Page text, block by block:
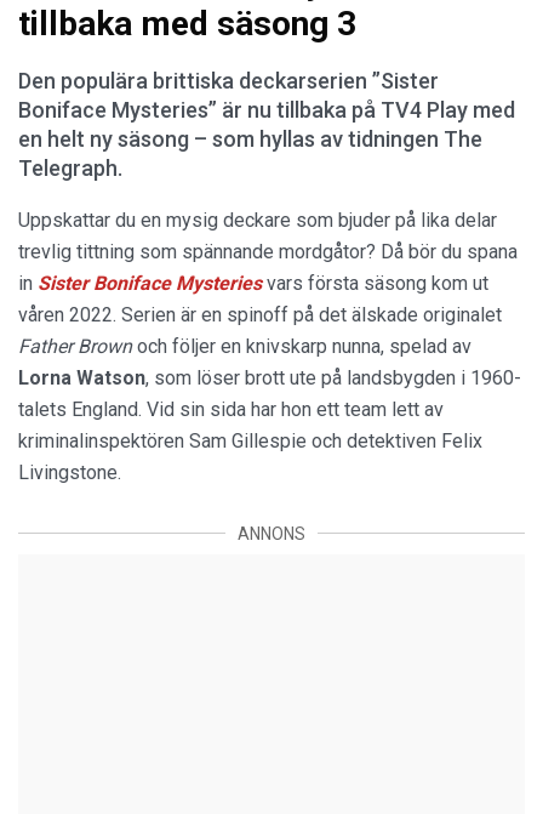
tillbaka med säsong 3
Den populära brittiska deckarserien ”Sister
Boniface Mysteries” är nu tillbaka på TV4 Play med
en helt ny säsong – som hyllas av tidningen The
Telegraph.
Uppskattar du en mysig deckare som bjuder på lika delar
trevlig tittning som spännande mordgåtor? Då bör du spana
in Sister Boniface Mysteries vars första säsong kom ut
våren 2022. Serien är en spinoff på det älskade originalet
Father Brownoch följer en knivskarp nunna, spelad av
Lorna Watson, som löser brott ute på landsbygden i 1960-
talets England. Vid sin sida har hon ett team lett av
kriminalinspektören Sam Gillespie och detektiven Felix
Livingstone.
ANNONS